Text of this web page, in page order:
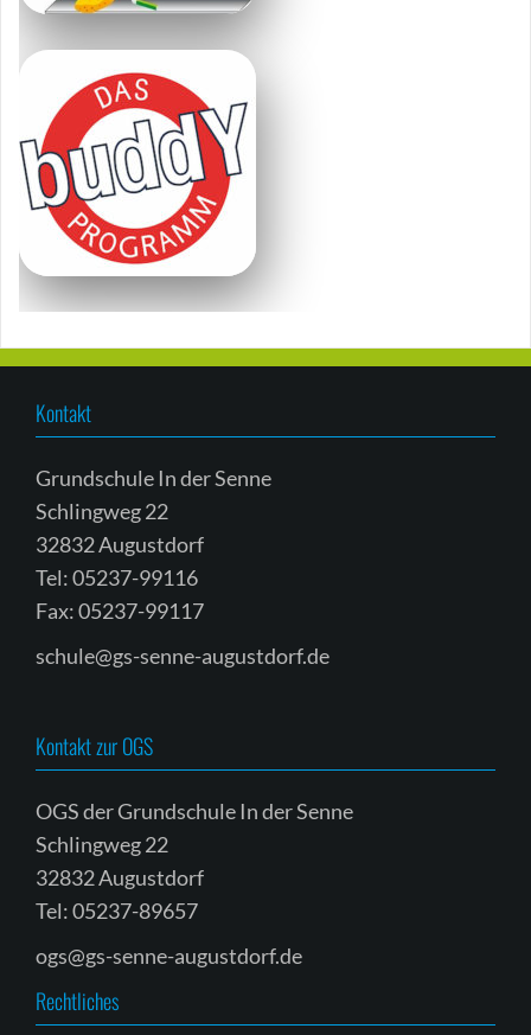
Kontakt
Grundschule In der Senne
Schlingweg 22
32832 Augustdorf
Tel: 05237-99116
Fax: 05237-99117
schule@gs-senne-augustdorf.de
Kontakt zur OGS
OGS der Grundschule In der Senne
Schlingweg 22
32832 Augustdorf
Tel: 05237-89657
ogs@gs-senne-augustdorf.de
Rechtliches